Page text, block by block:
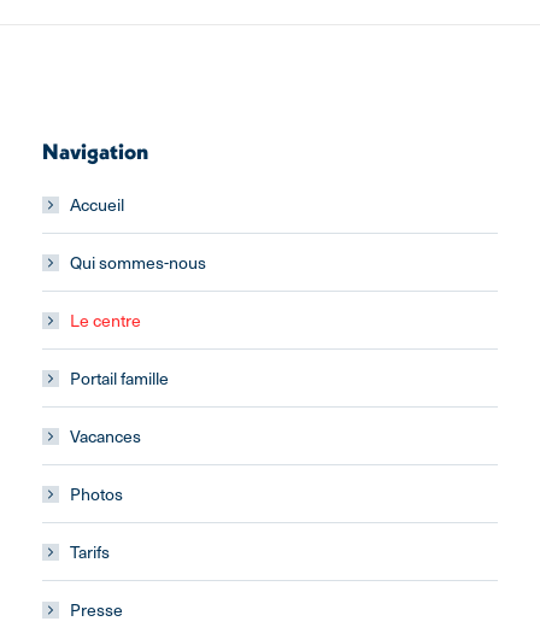
Navigation
Accueil
Qui sommes-nous
Le centre
Portail famille
Vacances
Photos
Tarifs
Presse